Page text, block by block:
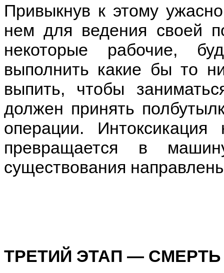
Привыкнув к этому
нем для ведения своей
некоторые рабочие,
выполнить какие бы то
выпить, чтобы
должен принять
операции.
превращается в
существования
ТРЕТИЙ ЭТАП — СМЕРТЬ